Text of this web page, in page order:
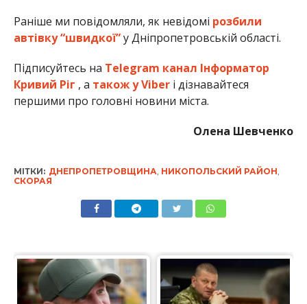
Раніше ми повідомляли, як невідомі розбили
автівку “швидкої”у Дніпропетровській області.
Підписуйтесь на Telegram канал Інформатор
Кривий Ріг , а також у Viberі дізнавайтеся
першими про головні новини міста.
Олена Шевченко
МІТКИ: ДНЕПРОПЕТРОВЩИНА, НИКОПОЛЬСКИЙ РАЙОН,
СКОРАЯ